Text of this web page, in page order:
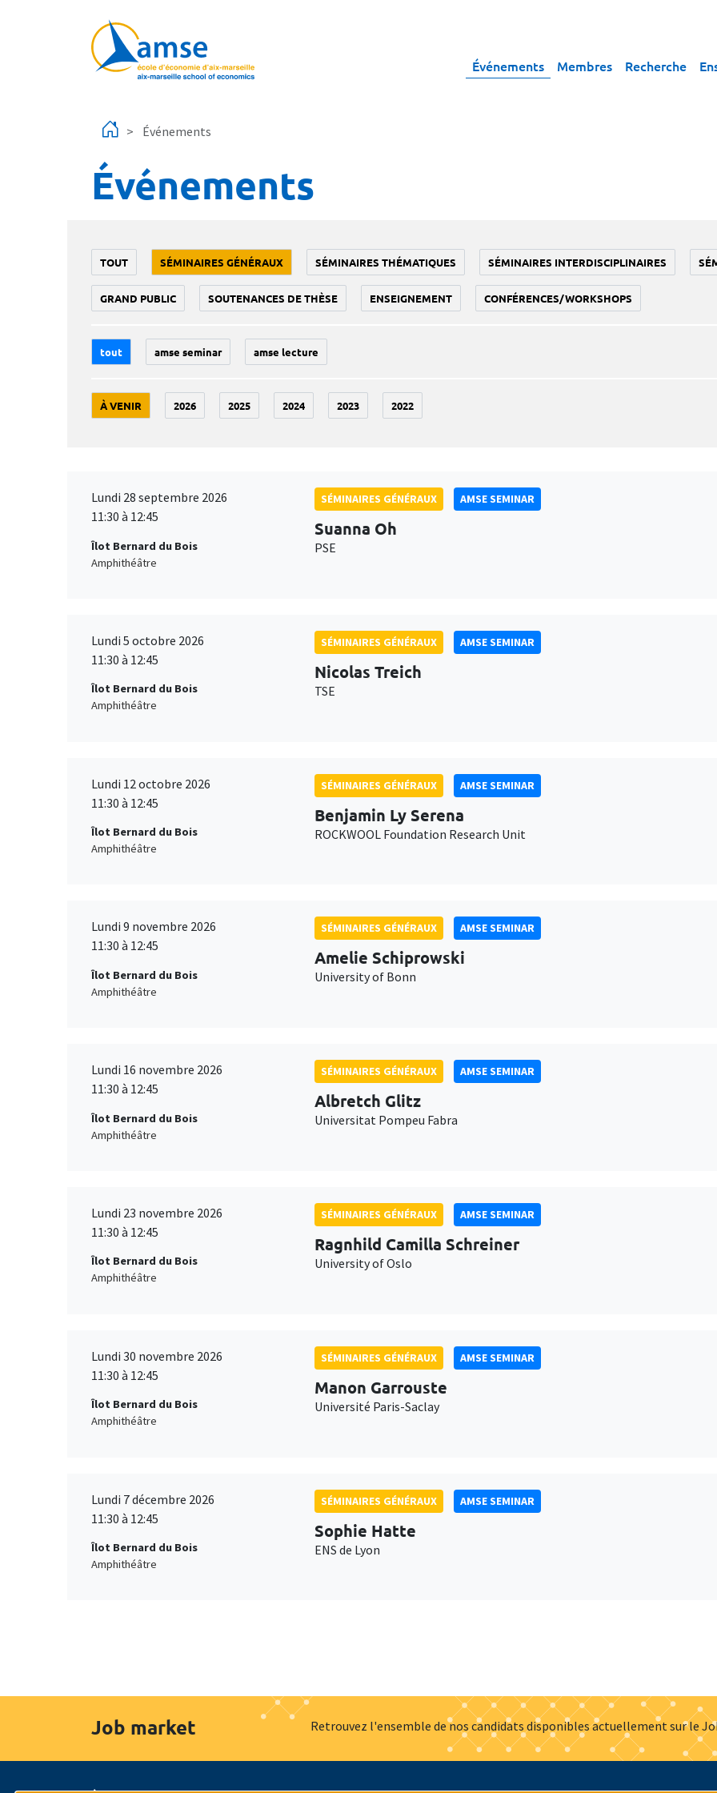
Événements Membres Recherche
Événements
Événements
TOUT SÉMINAIRES GÉNÉRAUX SÉMINAIRES THÉMATIQUES SÉMINAIRES INTERDISCIPLINAIRES
GRAND PUBLIC SOUTENANCES DE THÈSE ENSEIGNEMENT CONFÉRENCES/WORKSHOPS
tout amse seminar amse lecture
À VENIR 2026 2025 2024 2023 2022
Lundi 28 septembre 2026
11:30 à 12:45
Îlot Bernard du Bois
Amphithéâtre
SÉMINAIRES GÉNÉRAUX AMSE SEMINAR
Suanna Oh
PSE
Lundi 5 octobre 2026
11:30 à 12:45
Îlot Bernard du Bois
Amphithéâtre
SÉMINAIRES GÉNÉRAUX AMSE SEMINAR
Nicolas Treich
TSE
Lundi 12 octobre 2026
11:30 à 12:45
Îlot Bernard du Bois
Amphithéâtre
SÉMINAIRES GÉNÉRAUX AMSE SEMINAR
Benjamin Ly Serena
ROCKWOOL Foundation Research Unit
Lundi 9 novembre 2026
11:30 à 12:45
Îlot Bernard du Bois
Amphithéâtre
SÉMINAIRES GÉNÉRAUX AMSE SEMINAR
Amelie Schiprowski
University of Bonn
Lundi 16 novembre 2026
11:30 à 12:45
Îlot Bernard du Bois
Amphithéâtre
SÉMINAIRES GÉNÉRAUX AMSE SEMINAR
Albretch Glitz
Universitat Pompeu Fabra
Lundi 23 novembre 2026
11:30 à 12:45
Îlot Bernard du Bois
Amphithéâtre
SÉMINAIRES GÉNÉRAUX AMSE SEMINAR
Ragnhild Camilla Schreiner
University of Oslo
Lundi 30 novembre 2026
11:30 à 12:45
Îlot Bernard du Bois
Amphithéâtre
SÉMINAIRES GÉNÉRAUX AMSE SEMINAR
Manon Garrouste
Université Paris-Saclay
Lundi 7 décembre 2026
11:30 à 12:45
Îlot Bernard du Bois
Amphithéâtre
SÉMINAIRES GÉNÉRAUX AMSE SEMINAR
Sophie Hatte
ENS de Lyon
Job market Retrouvez l'ensemble de nos candidats disponibles actuellement sur le